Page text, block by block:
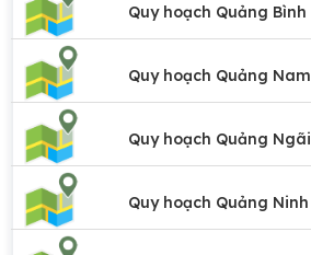
Quy hoạch Quảng Bình
Quy hoạch Quảng Nam
Quy hoạch Quảng Ngãi
Quy hoạch Quảng Ninh